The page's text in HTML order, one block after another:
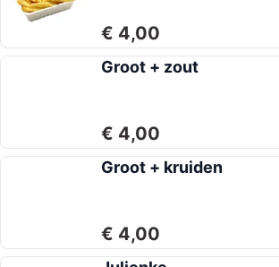
€ 4,00
Groot + zout
€ 4,00
Groot + kruiden
€ 4,00